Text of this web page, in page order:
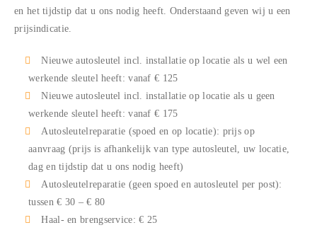
en het tijdstip dat u ons nodig heeft. Onderstaand geven wij u een
prijsindicatie.
Nieuwe autosleutel incl. installatie op locatie als u wel een
werkende sleutel heeft: vanaf € 125
Nieuwe autosleutel incl. installatie op locatie als u geen
werkende sleutel heeft: vanaf € 175
Autosleutelreparatie (spoed en op locatie): prijs op
aanvraag (prijs is afhankelijk van type autosleutel, uw locatie,
dag en tijdstip dat u ons nodig heeft)
Autosleutelreparatie (geen spoed en autosleutel per post):
tussen € 30 – € 80
Haal- en brengservice: € 25